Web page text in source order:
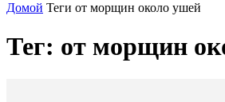
Домой Теги от морщин около ушей
Тег: от морщин